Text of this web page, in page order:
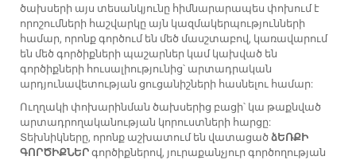
ծախսերի այս տեսանկյունը հիմնարարապես փոխում է
որոշումների հաշվարկը այն կազմակերպությունների
համար, որոնք գործում են մեծ մասշտաբով, կառավարում
են մեծ գործիքների պաշարներ կամ կախված են
գործիքների հուսալիությունից՝ արտադրական
արդյունավետության ցուցանիշների հասնելու համար:
Ուղղակի փոխարինման ծախսերից բացի՝ կա թաքնված
արտադրողականության կորուստների հարցը:
Տեխնիկները, որոնք աշխատում են վատացած ձԵՌՔԻ
ԳՈՐԾԻՔՆԵՐ գործիքներով, յուրաքանչյուր գործողության